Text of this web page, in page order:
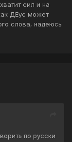
сил и на
ДЕус может
слова, надеюсь
по русски